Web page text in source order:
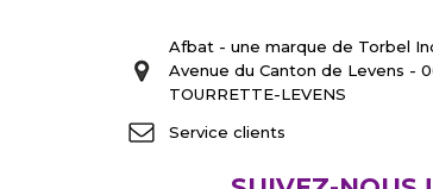
Afbat - une marque de Torbel
Avenue du Canton de Levens -
TOURRETTE-LEVENS
Service clients